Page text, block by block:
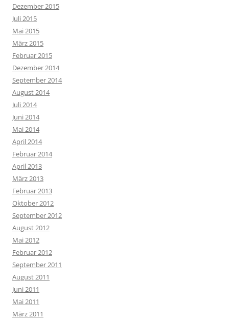
Dezember 2015
Juli 2015
Mai 2015
März 2015
Februar 2015
Dezember 2014
September 2014
August 2014
Juli 2014
Juni 2014
Mai 2014
April 2014
Februar 2014
April 2013
März 2013
Februar 2013
Oktober 2012
September 2012
August 2012
Mai 2012
Februar 2012
September 2011
August 2011
Juni 2011
Mai 2011
März 2011